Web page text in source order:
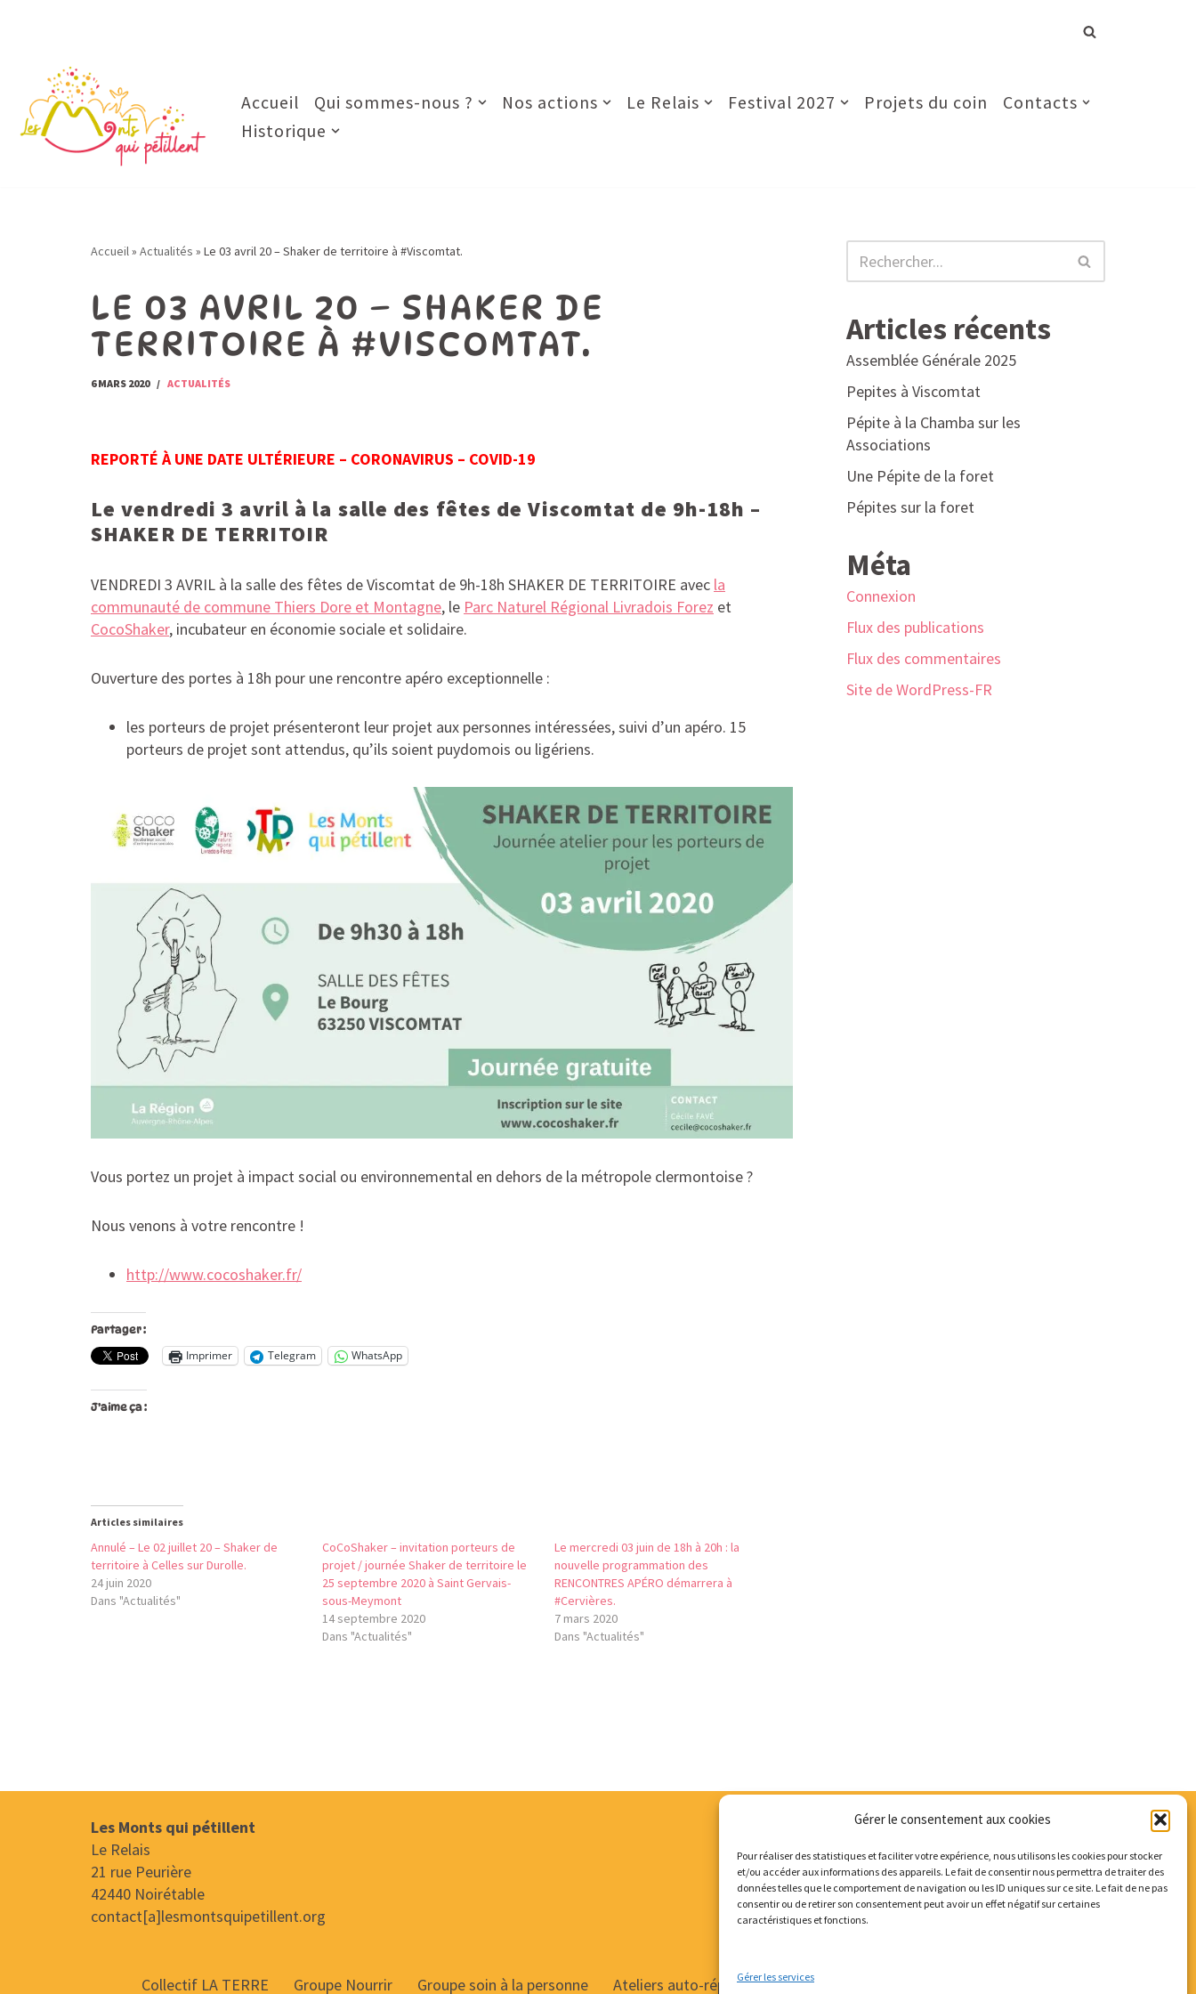
Gérer le consentement aux cookies
Pour réaliser des statistiques et faciliter votre expérience, nous utilisons les cookies pour stocker
et/ou accéder aux informations des appareils. Le fait de consentir nous permettra de traiter des
données telles que le comportement de navigation ou les ID uniques sur ce site. Le fait de ne pas
consentir ou de retirer son consentement peut avoir un effet négatif sur certaines
caractéristiques et fonctions.
Gérer les services
contenu
Accueil Qui sommes-nous ? Nos actions Le Relais Festival 2027 Projets du coin
Contacts
Historique
Accueil» Actualités » Le 03 avril 20 – Shaker de territoire à #Viscomtat.
LE 03 AVRIL 20 – SHAKER DE
TERRITOIRE À #VISCOMTAT.
6 MARS 2020 ACTUALITÉS
REPORTÉ À UNE DATE ULTÉRIEURE – CORONAVIRUS – COVID-19
Le vendredi 3 avril à la salle des fêtes de Viscomtat de 9h-18h –
SHAKER DE TERRITOIR
VENDREDI 3 AVRIL à la salle des fêtes de Viscomtat de 9h-18h SHAKER DE TERRITOIRE avec la
communauté de commune Thiers Dore et Montagne, le Parc Naturel Régional Livradois Forez et
CocoShaker, incubateur en économie sociale et solidaire.
Ouverture des portes à 18h pour une rencontre apéro exceptionnelle :
les porteurs de projet présenteront leur projet aux personnes intéressées, suivi d’un apéro. 15
porteurs de projet sont attendus, qu’ils soient puydomois ou ligériens.
Vous portez un projet à impact social ou environnemental en dehors de la métropole clermontoise ?
Nous venons à votre rencontre !
http://www.cocoshaker.fr/
Partager :
Imprimer Telegram WhatsApp
J’aime ça :
Articles similaires
Annulé – Le 02 juillet 20 – Shaker de
territoire à Celles sur Durolle.
24 juin 2020
Dans "Actualités"
CoCoShaker – invitation porteurs de
projet / journée Shaker de territoire le
25 septembre 2020 à Saint Gervais-
sous-Meymont
14 septembre 2020
Dans "Actualités"
Le mercredi 03 juin de 18h à 20h : la
nouvelle programmation des
RENCONTRES APÉRO démarrera à
#Cervières.
7 mars 2020
Dans "Actualités"
Articles récents
Assemblée Générale 2025
Pepites à Viscomtat
Pépite à la Chamba sur les
Associations
Une Pépite de la foret
Pépites sur la foret
Méta
Connexion
Flux des publications
Flux des commentaires
Site de WordPress-FR
Les Monts qui pétillent
Le Relais
21 rue Peurière
42440 Noirétable
contact[a]lesmontsquipetillent.org
Collectif LA TERRE Groupe Nourrir Groupe soin à la personne Ateliers auto-réparation de vélos